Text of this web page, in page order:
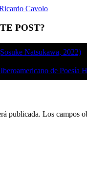
Cavolo
POST?
Natsukawa, 2022)
de Poesía
publicada. Los campos